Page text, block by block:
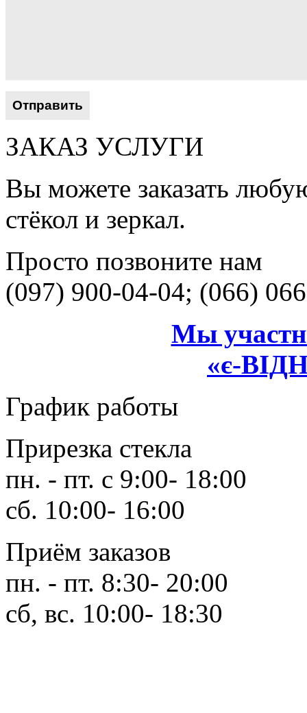
ЗАКАЗ УСЛУГИ
Вы можете заказать
стёкол и зеркал.
Просто позвоните нам
(097) 900-04-04; (066)
Мы
«є-
График работы
Прирезка стекла
пн. - пт. с 9:00- 18:00
сб. 10:00- 16:00
Приём заказов
пн. - пт. 8:30- 20:00
сб, вс. 10:00- 18:30